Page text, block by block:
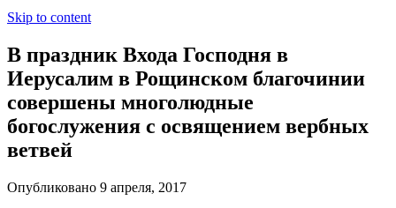
Skip to content
В праздник Входа Господня в
Иерусалим в Рощинском благочинии
совершены многолюдные
богослужения с освящением вербных
ветвей
Опубликовано 9 апреля, 2017